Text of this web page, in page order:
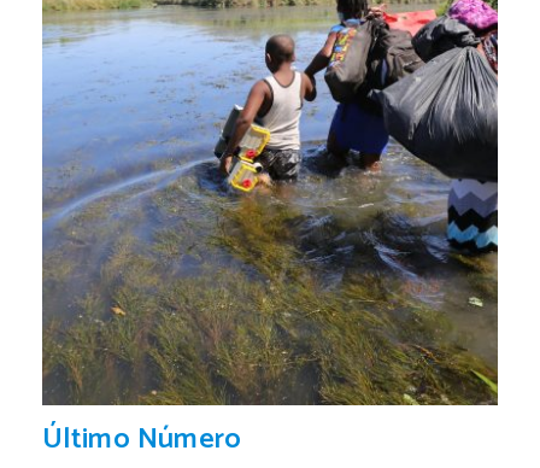
Último Número